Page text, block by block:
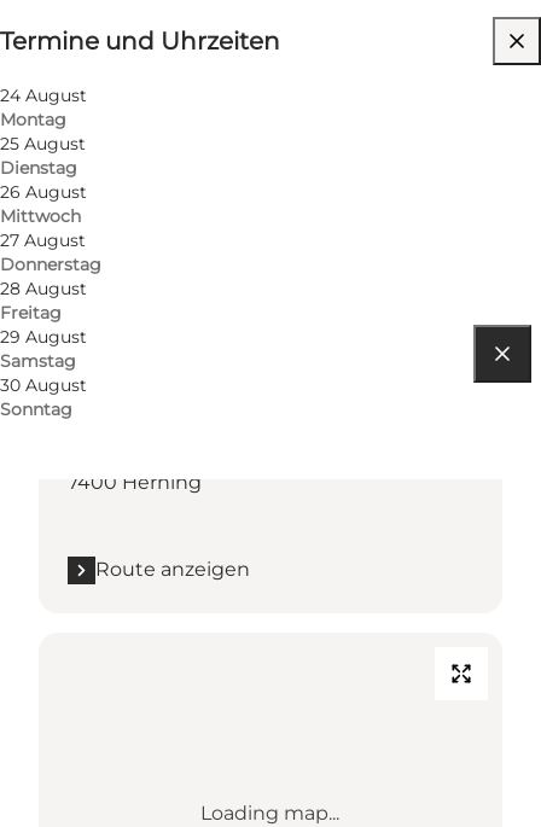
Termine und Uhrzeiten
24 August
Montag
25 August
Dienstag
26 August
Mittwoch
27 August
Donnerstag
28 August
Freitag
29 August
Samstag
30 August
Sonntag
Website besuchen
Mein Geschäft, Mir selbst, Mein Partner, Freunde,
Route anzeigen
7400 Herning
Route anzeigen
Loading map...